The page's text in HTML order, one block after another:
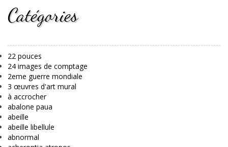
Catégories
22 pouces
24 images de comptage
2eme guerre mondiale
3 œuvres d'art mural
à accrocher
abalone paua
abeille
abeille libellule
abnormal